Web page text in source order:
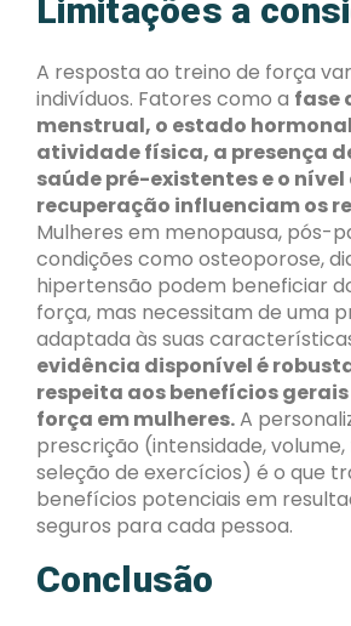
Limitações a
A resposta ao treino de força
indivíduos. Fatores como a fase
menstrual, o estado
atividade física, a presença
saúde pré-existentes e o nível
recuperação influenciam os
Mulheres em menopausa, pós-
condições como osteoporose,
hipertensão podem beneficiar
força, mas necessitam de uma
adaptada às suas
evidência disponível é
respeita aos benefícios
força em mulheres.A
prescrição (intensidade,
seleção de exercícios) é o que
benefícios potenciais em
seguros para cada pessoa.
Conclusão